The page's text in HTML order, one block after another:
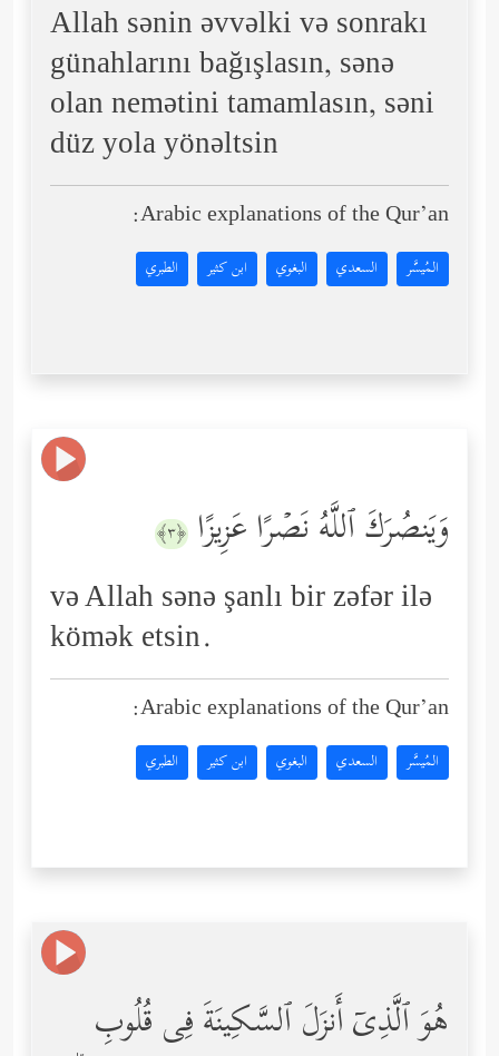
Allah sənin əvvəlki və sonrakı
günahlarını bağışlasın, sənə
olan nemətini tamamlasın, səni
düz yola yönəltsin
Arabic explanations of the Qur’an:
المُيسَّر السعدي البغوي ابن كثير الطبري
وَیَنصُرَكَ ٱللَّهُ نَصۡرًا عَزِیزًا ﴿٣﴾
və Allah sənə şanlı bir zəfər ilə
kömək etsin.
Arabic explanations of the Qur’an:
المُيسَّر السعدي البغوي ابن كثير الطبري
هُوَ ٱلَّذِیۤ أَنزَلَ ٱلسَّكِینَةَ فِی قُلُوبِ